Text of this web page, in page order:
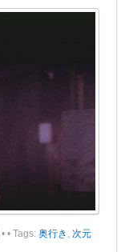
• • Tags:奥行き , 次元